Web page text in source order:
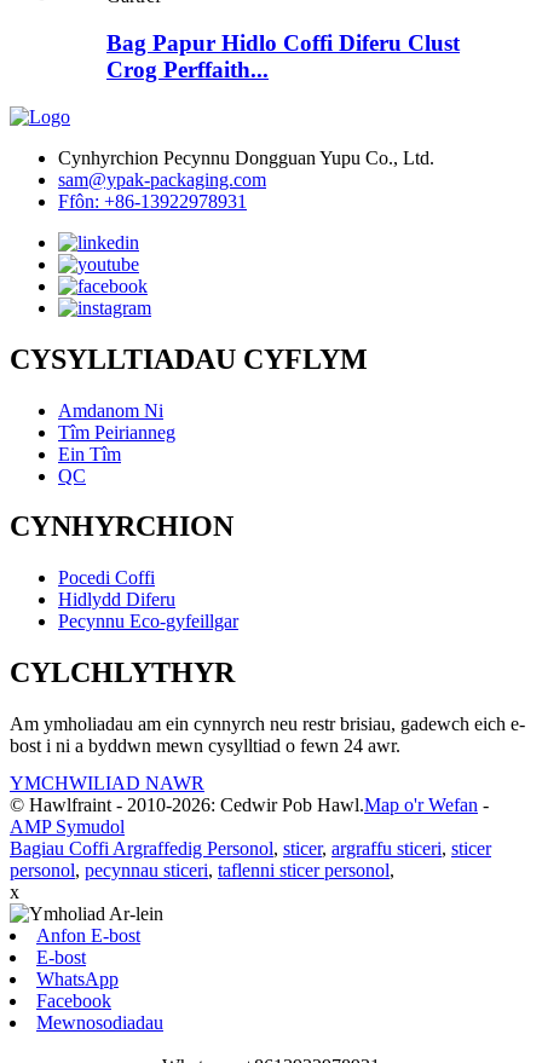
Bag Papur Hidlo Coffi Diferu Clust
Crog Perffaith...
Cynhyrchion Pecynnu Dongguan Yupu Co., Ltd.
sam@ypak-packaging.com
Ffôn: +86-13922978931
CYSYLLTIADAU CYFLYM
Amdanom Ni
Tîm Peirianneg
Ein Tîm
QC
CYNHYRCHION
Pocedi Coffi
Hidlydd Diferu
Pecynnu Eco-gyfeillgar
CYLCHLYTHYR
Am ymholiadau am ein cynnyrch neu restr brisiau, gadewch eich e-
bost i ni a byddwn mewn cysylltiad o fewn 24 awr.
YMCHWILIAD NAWR
© Hawlfraint - 2010-2026: Cedwir Pob Hawl.Map o'r Wefan -
AMP Symudol
Bagiau Coffi Argraffedig Personol, sticer, argraffu sticeri, sticer
personol, pecynnau sticeri, taflenni sticer personol,
x
Anfon E-bost
E-bost
WhatsApp
Facebook
Mewnosodiadau